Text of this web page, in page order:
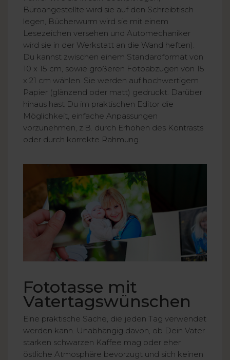
Büroangestellte wird sie auf den Schreibtisch
legen, Bücherwurm wird sie mit einem
Lesezeichen versehen und Automechaniker
wird sie in der Werkstatt an die Wand heften).
Du kannst zwischen einem Standardformat von
10 x 15 cm, sowie größeren Fotoabzügen von 15
x 21 cm wählen. Sie werden auf hochwertigem
Papier (glänzend oder matt) gedruckt. Darüber
hinaus hast Du im praktischen Editor die
Möglichkeit, einfache Anpassungen
vorzunehmen, z.B. durch Erhöhen des Kontrasts
oder durch korrekte Rahmung.
Fototasse mit
Vatertagswünschen
Eine praktische Sache, die jeden Tag verwendet
werden kann. Unabhängig davon, ob Dein Vater
starken schwarzen Kaffee mag oder eher
östliche Atmosphäre bevorzugt und sich keinen